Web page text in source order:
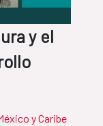
y el
y Caribe